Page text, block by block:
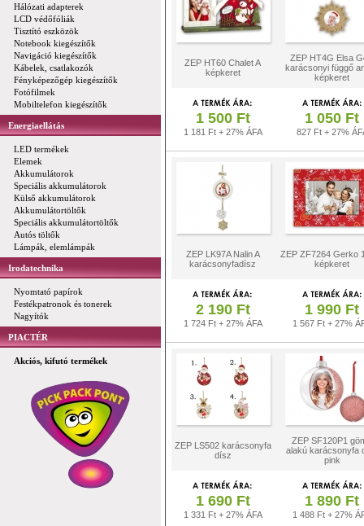
Hálózati adapterek
LCD védőfóliák
Tisztító eszközök
Notebook kiegészítők
Navigáció kiegészítők
Kábelek, csatlakozók
Fényképezőgép kiegészítők
Fotófilmek
Mobiltelefon kiegészítők
Energiaellátás
LED termékek
Elemek
Akkumulátorok
Speciális akkumulátorok
Külső akkumulátorok
Akkumulátortöltők
Speciális akkumulátortöltők
Autós töltők
Lámpák, elemlámpák
Irodatechnika
Nyomtató papírok
Festékpatronok és tonerek
Nagyítók
PIACTÉR
Akciós, kifutó termékek
ZEP HT60 Chalet A
képkeret
ZEP HT4G Elsa
karácsonyi függő
képkeret
1 500 Ft
1 181 Ft + 27% ÁFA
1 050 Ft
827 Ft + 27%
ZEP LK97A Nalin A
karácsonyfadísz
ZEP ZF7264 Gerko
képkeret
2 190 Ft
1 724 Ft + 27% ÁFA
1 990 Ft
1 567 Ft + 27%
ZEP LS502 karácsonyfa
dísz
ZEP SF120P1
alakú karácsonyfa
pink
1 690 Ft
1 331 Ft + 27% ÁFA
1 890 Ft
1 488 Ft + 27%